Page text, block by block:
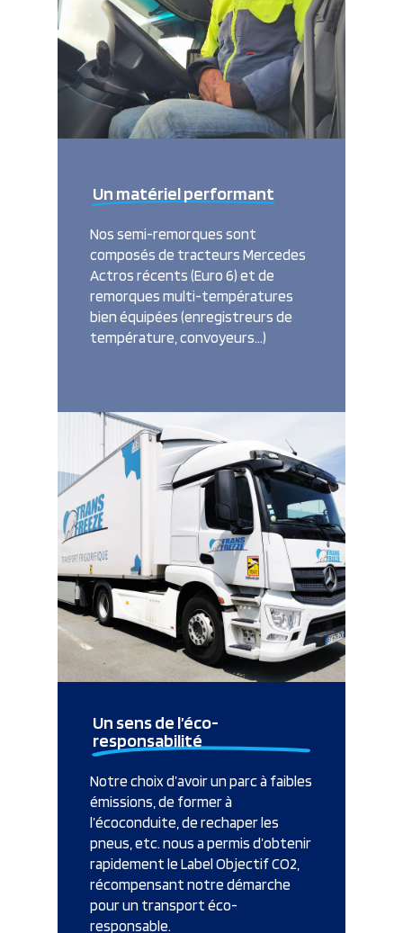
Un matériel performant
Nos semi-remorques sont
composés de tracteurs Mercedes
Actros récents (Euro 6) et de
remorques multi-températures
bien équipées (enregistreurs de
température, convoyeurs…)
Un sens de l’éco-
responsabilité
Notre choix d’avoir un parc à faibles
émissions, de former à
l’écoconduite, de rechaper les
pneus, etc. nous a permis d’obtenir
rapidement le Label Objectif CO2,
récompensant notre démarche
pour un transport éco-
responsable.